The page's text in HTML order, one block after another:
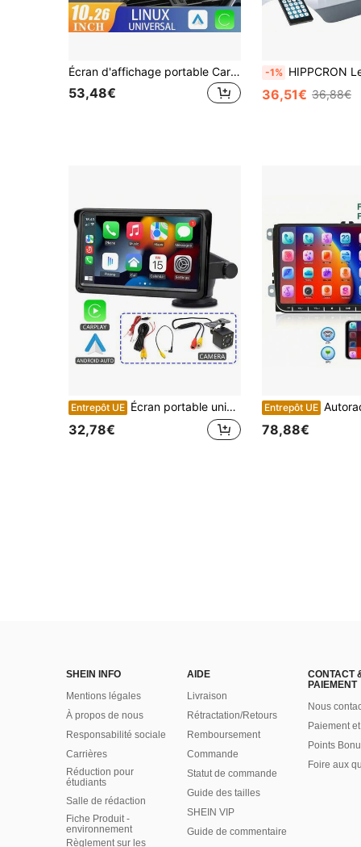
Écran d'affichage portable CarPlay 10,26 pouces, lecteur multimédia vidéo, prend en charge CarPlay sans fil et Android Auto sans fil, écran de voiture universel
53,48€
-1% HIPPCRON Lecteur MP5 pour voiture 1-DIN de 7 pouces, lecteur multimédia à
36,51€ 36,88€
Entrepôt UE Écran portable universel sans fil de 7 pouces compatible avec CarPlay et Android Auto, compatible avec tous les modèles de voitures
32,78€
Entrepôt UE Autoradio Android 13 pour VW pour Jetta pour Passat pour Golf pour Touran pour Polo pour SEAT pour Skoda Écran tactile 9" avec
78,88€
SHEIN INFO
Mentions légales
À propos de nous
Responsabilité sociale
Carrières
Réduction pour
étudiants
Salle de rédaction
Fiche Produit -
environnement
Règlement sur les
AIDE
Livraison
Rétractation/Retours
Remboursement
Commande
Statut de commande
Guide des tailles
SHEIN VIP
Guide de commentaire
CONTACT
PAIEMENT
Nous
Paiement
Points
Foire aux